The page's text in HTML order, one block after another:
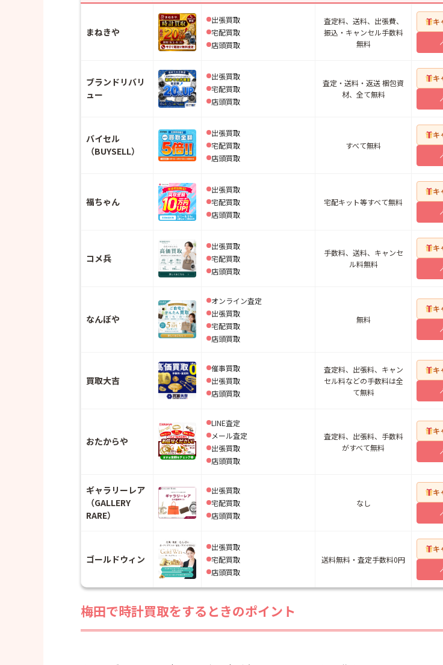
まねきや
出張買取
宅配買取
店頭買取
査定料、送料、出張費、
振込・キャンセル手数料
無料
キ
ブランドリバリ
ュー
出張買取
宅配買取
店頭買取
査定・送料・返送 梱包資
材、全て無料
キ
バイセル
（BUYSELL）
出張買取
宅配買取
店頭買取
すべて無料
キ
福ちゃん
出張買取
宅配買取
店頭買取
宅配キット等すべて無料
キ
コメ兵
出張買取
宅配買取
店頭買取
手数料、送料、キャンセ
ル料無料
キ
なんぼや
オンライン査定
出張買取
宅配買取
店頭買取
無料
キ
買取大吉
催事買取
出張買取
店頭買取
査定料、出張料、キャン
セル料などの手数料は全
て無料
キ
おたからや
LINE査定
メール査定
出張買取
店頭買取
査定料、出張料、手数料
がすべて無料
キ
ギャラリーレア
（GALLERY
RARE）
出張買取
宅配買取
店頭買取
なし
キ
ゴールドウィン
出張買取
宅配買取
店頭買取
送料無料・査定手数料0円
キ
梅田で時計買取をするときのポイント